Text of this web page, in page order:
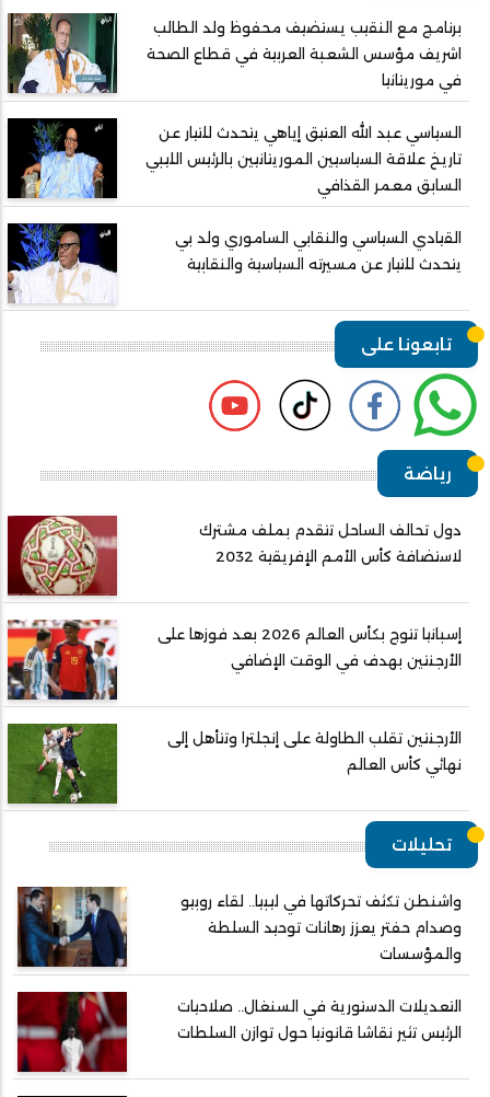
برنامج مع النقيب يستضيف محفوظ ولد الطالب
اشريف مؤسس الشعبة العربية في قطاع الصحة
في موريتانيا
السياسي عبد الله العتيق إياهي يتحدث للتيار عن
تاريخ علاقة السياسيين الموريتانيين بالرئيس الليبي
السابق معمر القذافي
القيادي السياسي والنقابي الساموري ولد بي
يتحدث للتيار عن مسيرته السياسية والنقابية
تابعونا على
رياضة
دول تحالف الساحل تتقدم بملف مشترك
لاستضافة كأس الأمم الإفريقية 2032
إسبانيا تتوج بكأس العالم 2026 بعد فوزها على
الأرجنتين بهدف في الوقت الإضافي
الأرجنتين تقلب الطاولة على إنجلترا وتتأهل إلى
نهائي كأس العالم
تحليلات
واشنطن تكثف تحركاتها في ليبيا.. لقاء روبيو
وصدام حفتر يعزز رهانات توحيد السلطة
والمؤسسات
التعديلات الدستورية في السنغال.. صلاحيات
الرئيس تثير نقاشا قانونيا حول توازن السلطات